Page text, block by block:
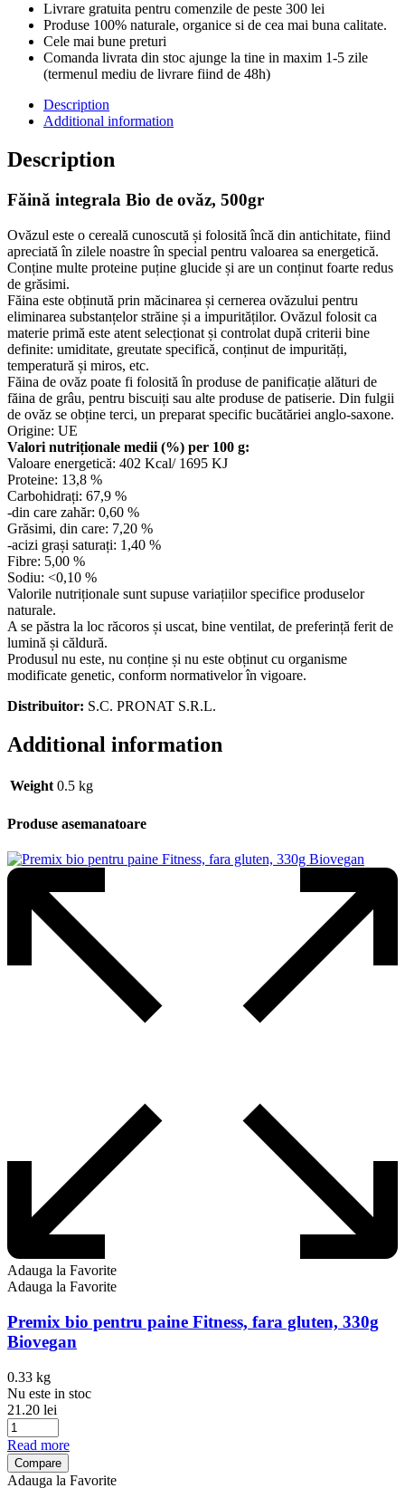
Livrare gratuita pentru comenzile de peste 300 lei
Produse 100% naturale, organice si de cea mai buna calitate.
Cele mai bune preturi
Comanda livrata din stoc ajunge la tine in maxim 1-5 zile
(termenul mediu de livrare fiind de 48h)
Description
Additional information
Description
Făină integrala Bio de ovăz, 500gr
Ovăzul este o cereală cunoscută și folosită încă din antichitate, fiind
apreciată în zilele noastre în special pentru valoarea sa energetică.
Conține multe proteine puține glucide și are un conținut foarte redus
de grăsimi.
Făina este obținută prin măcinarea și cernerea ovăzului pentru
eliminarea substanțelor străine și a impurităților. Ovăzul folosit ca
materie primă este atent selecționat și controlat după criterii bine
definite: umiditate, greutate specifică, conținut de impurități,
temperatură și miros, etc.
Făina de ovăz poate fi folosită în produse de panificație alături de
făina de grâu, pentru biscuiți sau alte produse de patiserie. Din fulgii
de ovăz se obține terci, un preparat specific bucătăriei anglo-saxone.
Origine: UE
Valori nutriționale medii (%) per 100 g:
Valoare energetică: 402 Kcal/ 1695 KJ
Proteine: 13,8 %
Carbohidrați: 67,9 %
-din care zahăr: 0,60 %
Grăsimi, din care: 7,20 %
-acizi grași saturați: 1,40 %
Fibre: 5,00 %
Sodiu: <0,10 %
Valorile nutriționale sunt supuse variațiilor specifice produselor
naturale.
A se păstra la loc răcoros și uscat, bine ventilat, de preferință ferit de
lumină și căldură.
Produsul nu este, nu conține și nu este obținut cu organisme
modificate genetic, conform normativelor în vigoare.
Distribuitor: S.C. PRONAT S.R.L.
Additional information
Weight 0.5 kg
Produse asemanatoare
Adauga la Favorite
Adauga la Favorite
Premix bio pentru paine Fitness, fara gluten, 330g
Biovegan
0.33 kg
Nu este in stoc
21.20 lei
Read more
Compare
Adauga la Favorite